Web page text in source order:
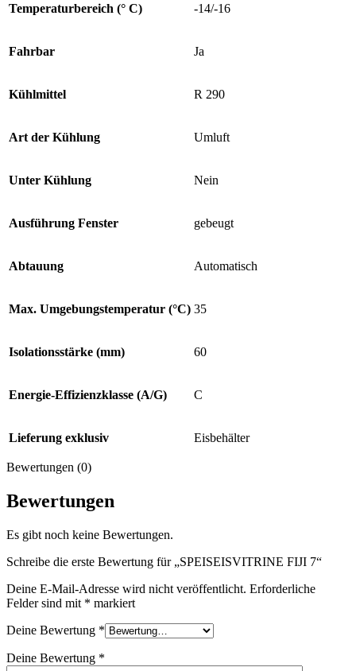
Temperaturbereich (° C) -14/-16
Fahrbar Ja
Kühlmittel R 290
Art der Kühlung Umluft
Unter Kühlung Nein
Ausführung Fenster gebeugt
Abtauung Automatisch
Max. Umgebungstemperatur (°C) 35
Isolationsstärke (mm) 60
Energie-Effizienzklasse (A/G) C
Lieferung exklusiv Eisbehälter
Bewertungen (0)
Bewertungen
Es gibt noch keine Bewertungen.
Schreibe die erste Bewertung für „SPEISEISVITRINE FIJI 7“
Deine E-Mail-Adresse wird nicht veröffentlicht. Erforderliche
Felder sind mit * markiert
Deine Bewertung *
Deine Bewertung *